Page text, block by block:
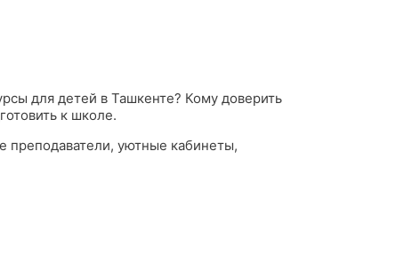
для детей в Ташкенте? Кому доверить
к школе.
преподаватели, уютные кабинеты,